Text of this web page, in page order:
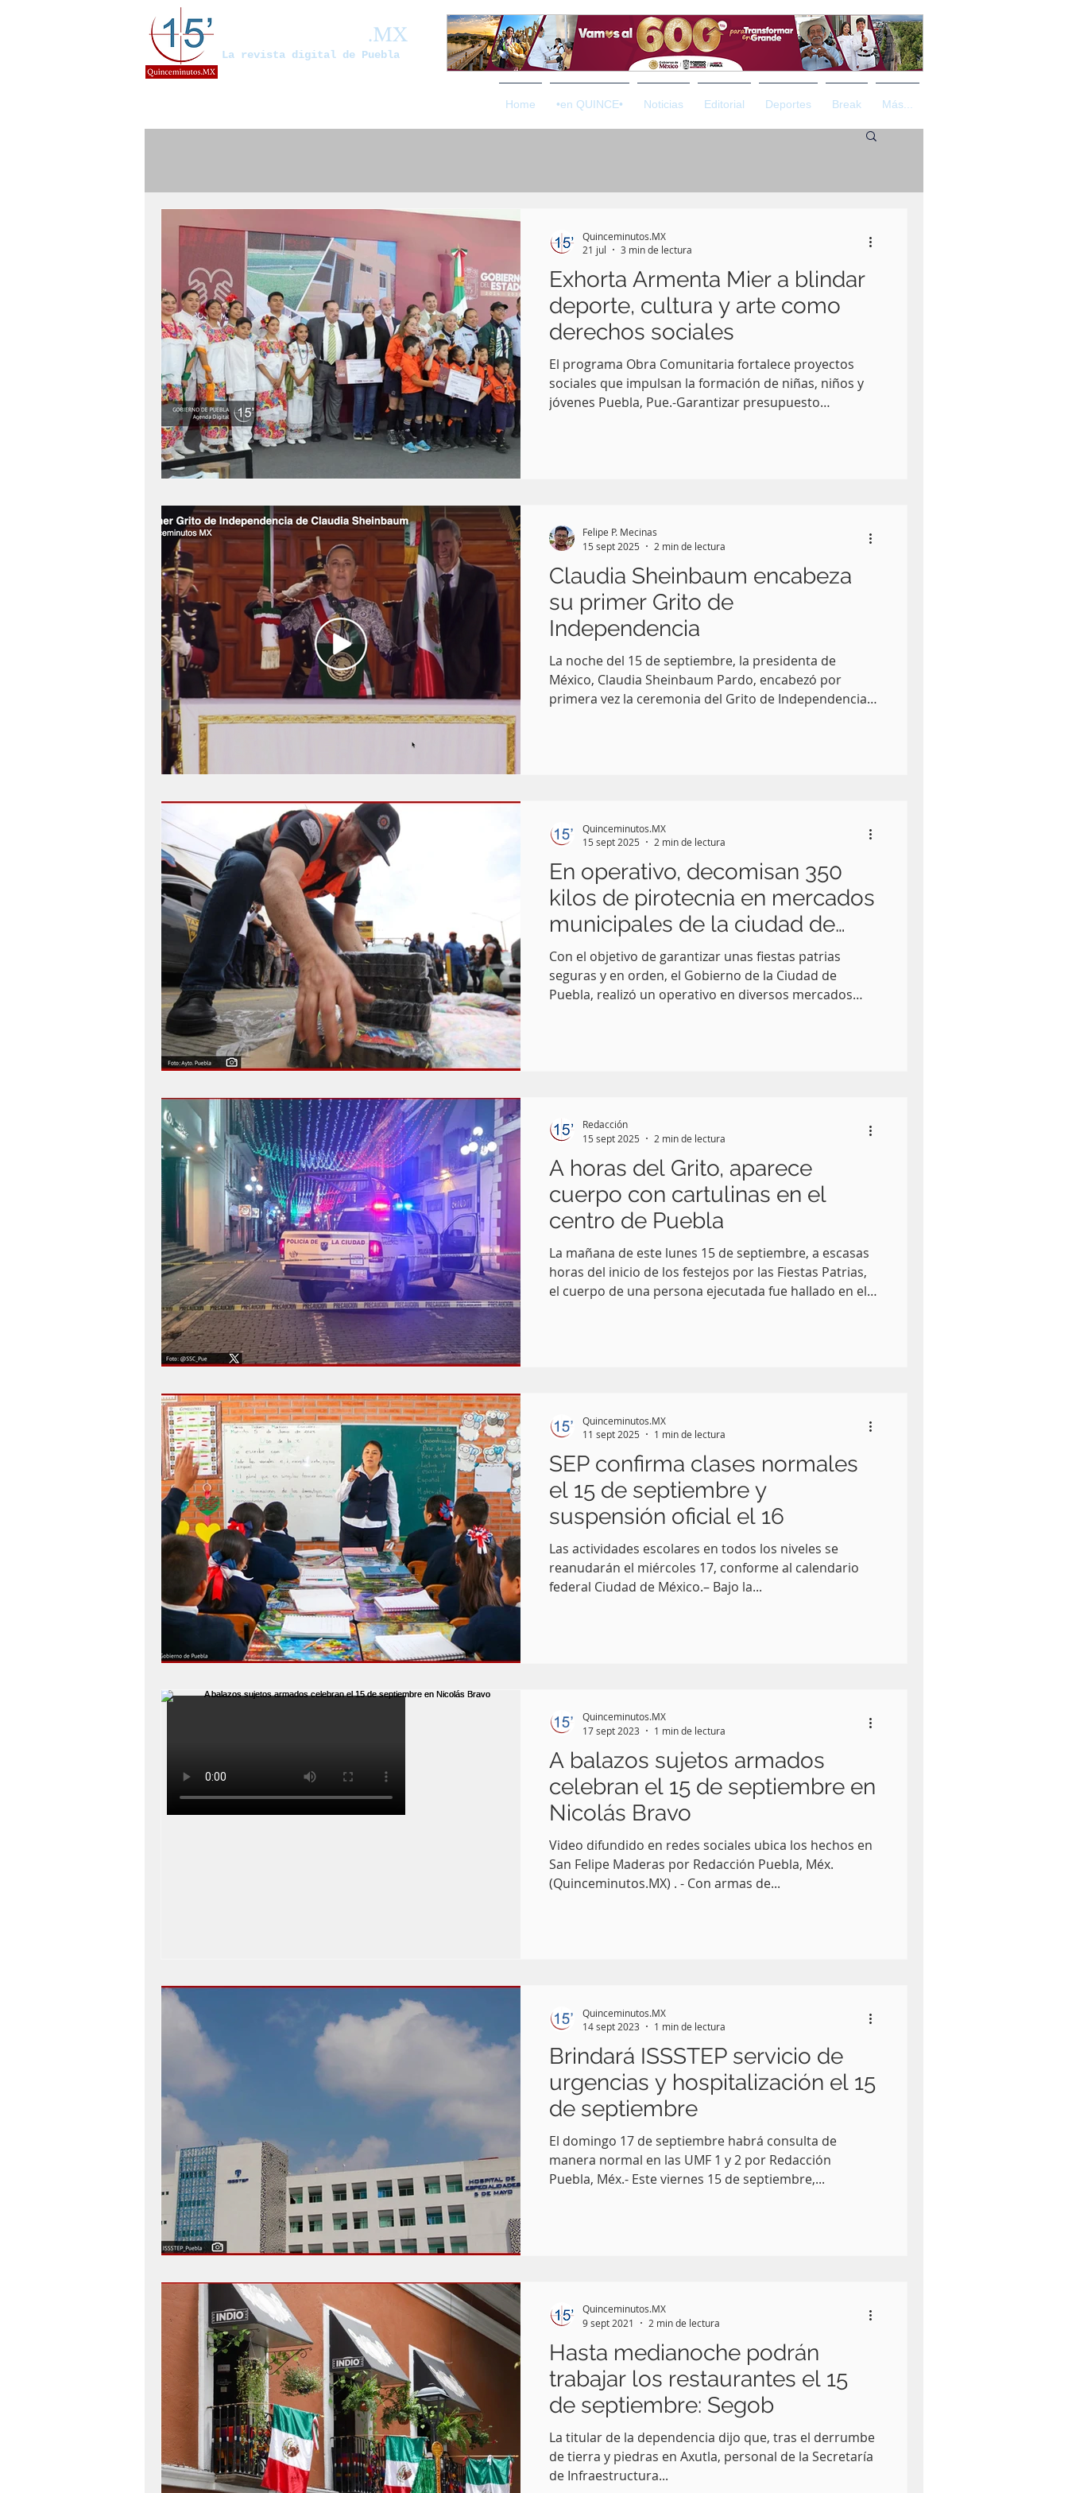
.MX
La revista digital de Puebla
Home •en QUINCE• Noticias Editorial Deportes Break Más...
Exhorta Armenta Mier a blindar
deporte, cultura y arte como
derechos sociales
El programa Obra Comunitaria fortalece proyectos
sociales que impulsan la formación de niñas, niños y
jóvenes Puebla, Pue.-Garantizar presupuesto
los programas f
Quinceminutos.MX
21 jul
3 min de lectura
Claudia Sheinbaum encabeza
su primer Grito de
Independencia
La noche del 15 de septiembre, la presidenta de
México, Claudia Sheinbaum Pardo, encabezó por
primera vez la ceremonia del Grito de Independencia
Felipe P. Mecinas
15 sept 2025
2 min de lectura
En operativo, decomisan 350
kilos de pirotecnia en mercados
municipales de la ciudad de
Puebla
Con el objetivo de garantizar unas fiestas patrias
seguras y en orden, el Gobierno de la Ciudad de
Puebla, realizó un operativo en diversos mercados
Quinceminutos.MX
15 sept 2025
2 min de lectura
A horas del Grito, aparece
cuerpo con cartulinas en el
centro de Puebla
La mañana de este lunes 15 de septiembre, a escasas
horas del inicio de los festejos por las Fiestas Patrias,
el cuerpo de una persona ejecutada fue hallado en el
Redacción
15 sept 2025
2 min de lectura
SEP confirma clases normales
el 15 de septiembre y
suspensión oficial el 16
Las actividades escolares en todos los niveles se
reanudarán el miércoles 17, conforme al calendario
federal Ciudad de México.– Bajo la...
Quinceminutos.MX
11 sept 2025
1 min de lectura
A balazos sujetos armados
celebran el 15 de septiembre en
Nicolás Bravo
Video difundido en redes sociales ubica los hechos en
San Felipe Maderas por Redacción Puebla, Méx.
(Quinceminutos.MX) . - Con armas de...
Quinceminutos.MX
17 sept 2023
1 min de lectura
Brindará ISSSTEP servicio de
urgencias y hospitalización el 15
de septiembre
El domingo 17 de septiembre habrá consulta de
manera normal en las UMF 1 y 2 por Redacción
Puebla, Méx.- Este viernes 15 de septiembre,...
Quinceminutos.MX
14 sept 2023
1 min de lectura
Hasta medianoche podrán
trabajar los restaurantes el 15
de septiembre: Segob
La titular de la dependencia dijo que, tras el derrumbe
de tierra y piedras en Axutla, personal de la Secretaría
de Infraestructura...
Quinceminutos.MX
9 sept 2021
2 min de lectura